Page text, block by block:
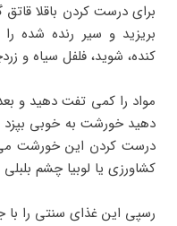
برای درست کردن باقلا قاتق
بریزید و سیر رنده شده
کنده، شوید، فلفل سیاه و
مواد را کمی تفت دهید و
دهید خورشت به خوبی بپزد
درست کردن این خورشت
کشاورزی یا لوبیا چشم بلبلی
رسپی این غذای سنتی را با